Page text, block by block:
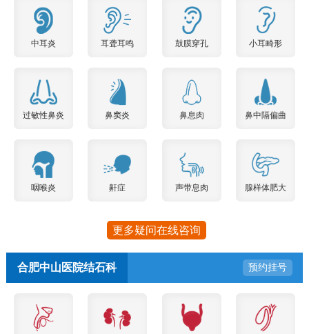
中耳炎 耳聋耳鸣 鼓膜穿孔 小耳畸形
过敏性鼻炎 鼻窦炎 鼻息肉 鼻中隔偏曲
咽喉炎 鼾症 声带息肉 腺样体肥大
更多疑问在线咨询
合肥中山医院结石科 预约挂号